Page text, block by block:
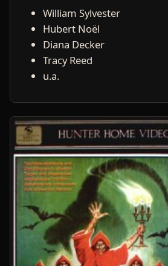
William Sylvester
Hubert Noël
Diana Decker
Tracy Reed
u.a.